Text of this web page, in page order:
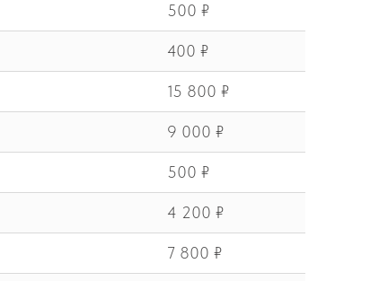
500 ₽
400 ₽
15 800 ₽
9 000 ₽
500 ₽
4 200 ₽
7 800 ₽